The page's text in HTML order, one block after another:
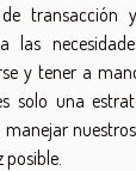
transacción
las
y tener a
solo una